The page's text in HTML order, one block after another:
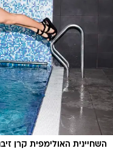
השחיינית האולימפית קרן